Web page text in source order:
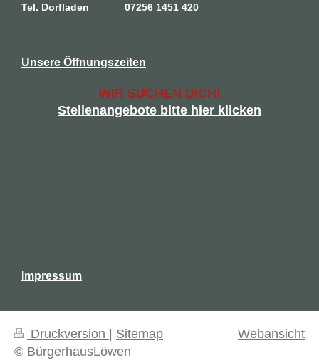
Tel. Dorfladen
07256 1451 420
Unsere Öffnungszeiten
WIR SUCHEN DICH!
Stellenangebote bitte hier klicken
Impressum
Druckversion
Sitemap
© BürgerhausLöwen
Webansicht